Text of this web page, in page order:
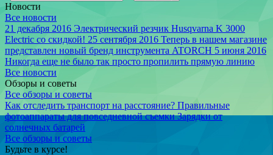
Новости
Все новости
21 декабря 2016 Электрический резчик Husqvarna K 3000
Electric со скидкой! 25 сентября 2016 Теперь в нашем магазине
представлен новый бренд инструмента ATORCH 5 июня 2016
Никогда еще не было так просто пропилить прямую линию
Все новости
Обзоры и советы
Все обзоры и советы
Как отследить транспорт на расстояние? Правильные
фотоаппараты для повседневной съемкиЗарядки от
солнечных батарей
Все обзоры и советы
Будьте в курсе!